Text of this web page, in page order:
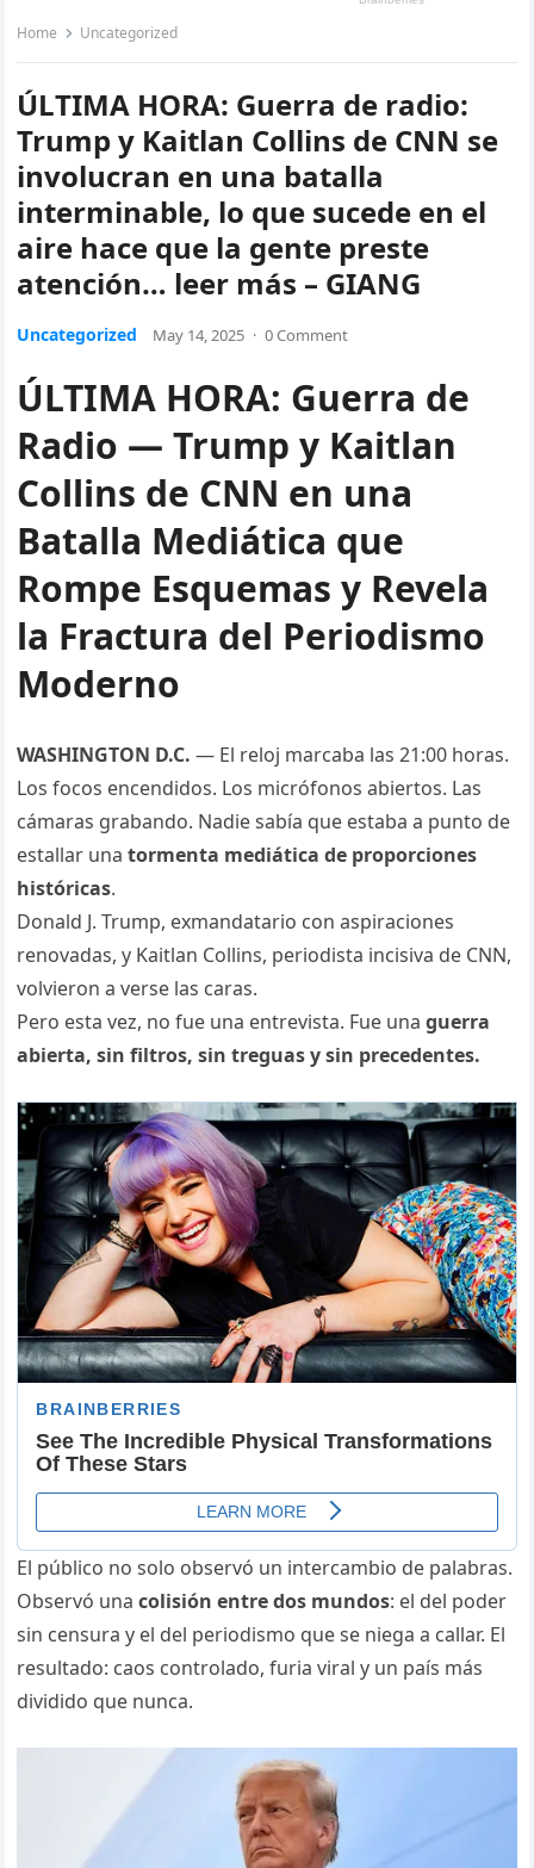
Home Uncategorized
ÚLTIMA HORA: Guerra de radio:
Trump y Kaitlan Collins de CNN se
involucran en una batalla
interminable, lo que sucede en el
aire hace que la gente preste
atención… leer más – GIANG
Uncategorized May 14, 2025 · 0 Comment
ÚLTIMA HORA: Guerra de
Radio — Trump y Kaitlan
Collins de CNN en una
Batalla Mediática que
Rompe Esquemas y Revela
la Fractura del Periodismo
Moderno
WASHINGTON D.C. — El reloj marcaba las 21:00 horas.
Los focos encendidos. Los micrófonos abiertos. Las
cámaras grabando. Nadie sabía que estaba a punto de
estallar unatormenta mediática de proporciones
históricas.
Donald J. Trump, exmandatario con aspiraciones
renovadas, y Kaitlan Collins, periodista incisiva de CNN,
volvieron a verse las caras.
Pero esta vez, no fue una entrevista. Fue unaguerra
abierta, sin filtros, sin treguas y sin precedentes.
El público no solo observó un intercambio de palabras.
Observó unacolisión entre dos mundos: el del poder
sin censura y el del periodismo que se niega a callar. El
resultado: caos controlado, furia viral y un país más
dividido que nunca.